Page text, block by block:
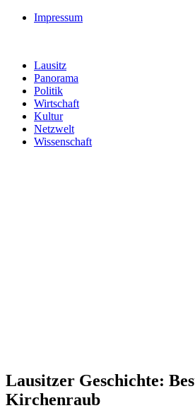
Impressum
Lausitz
Panorama
Politik
Wirtschaft
Kultur
Netzwelt
Wissenschaft
Lausitzer Geschichte:
Kirchenraub